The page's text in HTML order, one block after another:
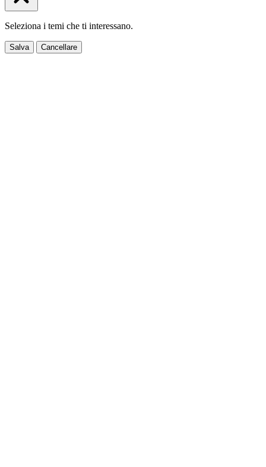
Seleziona i temi che ti interessano.
Salva Cancellare